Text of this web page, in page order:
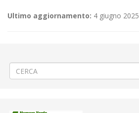
Ultimo aggiornamento: 4 giugno 2025